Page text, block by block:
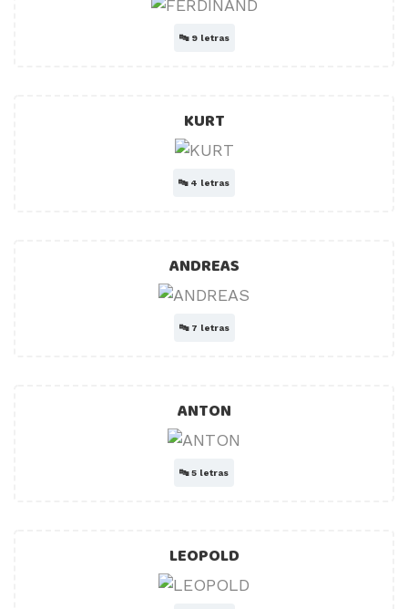
🔤 9 letras
KURT
🔤 4 letras
ANDREAS
🔤 7 letras
ANTON
🔤5 letras
LEOPOLD